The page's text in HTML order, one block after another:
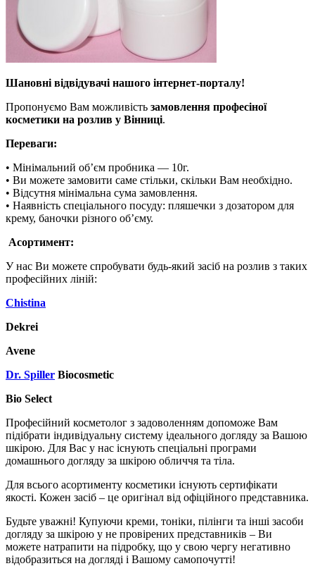
Шановні відвідувачі нашого інтернет-порталу!
Пропонуємо Вам можливість замовлення професіної
косметики на розлив у Вінниці.
Переваги:
• Мінімальний об’єм пробника — 10г.
• Ви можете замовити саме стільки, скільки Вам необхідно.
• Відсутня мінімальна сума замовлення.
• Наявність спеціального посуду: пляшечки з дозатором для
крему, баночки різного об’єму.
Асортимент:
У нас Ви можете спробувати будь-який засіб на розлив з таких
професійних ліній:
Chistina
Dekrei
Avene
Dr. Spiller Biocosmetic
Bio Select
Професійний косметолог з задоволенням допоможе Вам
підібрати індивідуальну систему ідеального догляду за Вашою
шкірою. Для Вас у нас існують спеціальні програми
домашнього догляду за шкірою обличчя та тіла.
Для всього асортименту косметики існують сертифікати
якості. Кожен засіб – це оригінал від офіційного представника.
Будьте уважні! Купуючи креми, тоніки, пілінги та інші засоби
догляду за шкірою у не провірених представників – Ви
можете натрапити на підробку, що у свою чергу негативно
відобразиться на догляді і Вашому самопочутті!